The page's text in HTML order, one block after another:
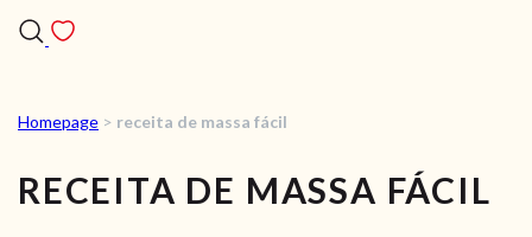
RECEITAS
VÍDEOS
Homepage > receita de massa fácil
RECEITA DE MASSA FÁCIL